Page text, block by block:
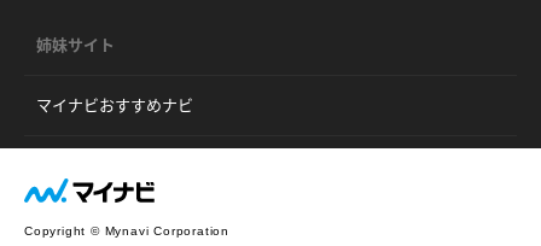
姉妹サイト
マイナビおすすめナビ
Copyright © Mynavi Corporation